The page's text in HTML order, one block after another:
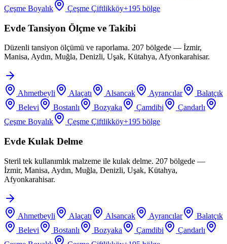
Çeşme Boyalık
Çeşme Çiftlikköy+195 bölge
Evde Tansiyon Ölçme ve Takibi
Düzenli tansiyon ölçümü ve raporlama. 207 bölgede — İzmir,
Manisa, Aydın, Muğla, Denizli, Uşak, Kütahya, Afyonkarahisar.
Ahmetbeyli Alaçatı Alsancak Ayrancılar
Balatçık
Belevi
Bostanlı Bozyaka Çamdibi
Çandarlı
Çeşme Boyalık
Çeşme Çiftlikköy+195 bölge
Evde Kulak Delme
Steril tek kullanımlık malzeme ile kulak delme. 207 bölgede —
İzmir, Manisa, Aydın, Muğla, Denizli, Uşak, Kütahya,
Afyonkarahisar.
Ahmetbeyli Alaçatı Alsancak Ayrancılar
Balatçık
Belevi
Bostanlı Bozyaka Çamdibi
Çandarlı